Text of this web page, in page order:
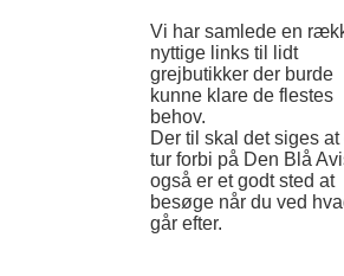
Vi har samlede en
nyttige links til lidt
grejbutikker der burde
kunne klare de flestes
behov.
Der til skal det siges at
tur forbi på Den Blå
også er et godt sted at
besøge når du ved
går efter.